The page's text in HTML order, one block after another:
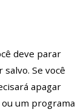
deve parar
Se você
apagar
um programa